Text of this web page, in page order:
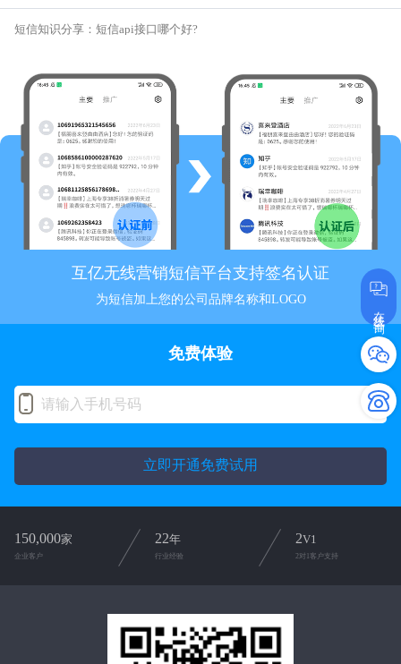
短信知识分享：短信api接口哪个好?
互亿无线营销短信平台支持签名认证
为短信加上您的公司品牌名称和LOGO
在线咨询
免费体验
立即开通免费试用
150,000家
企业客户
22年
行业经验
2V1
2对1客户支持